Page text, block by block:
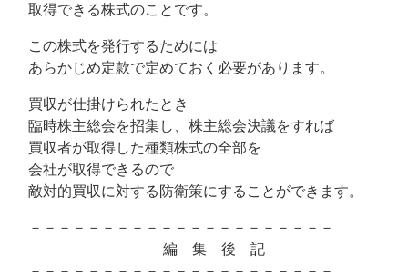
取得できる株式のことです。
この株式を発行するためには
あらかじめ定款で定めておく必要があります。
買収が仕掛けられたとき
臨時株主総会を招集し、株主総会決議をすれば
買収者が取得した種類株式の全部を
会社が取得できるので
敵対的買収に対する防衛策にすることができます。
－－－－－－－－－－－－－－－－－－－－－
編 集 後 記
－－－－－－－－－－－－－－－－－－－－－